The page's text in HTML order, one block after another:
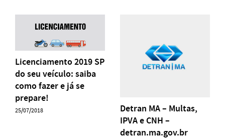
Licenciamento 2019 SP
do seu veículo: saiba
como fazer e já se
prepare!
25/07/2018
Detran MA – Multas,
IPVA e CNH –
detran.ma.gov.br